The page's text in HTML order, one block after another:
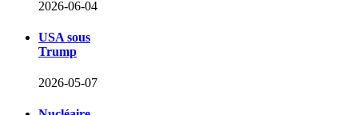
2026-06-04
USA sous
Trump
2026-05-07